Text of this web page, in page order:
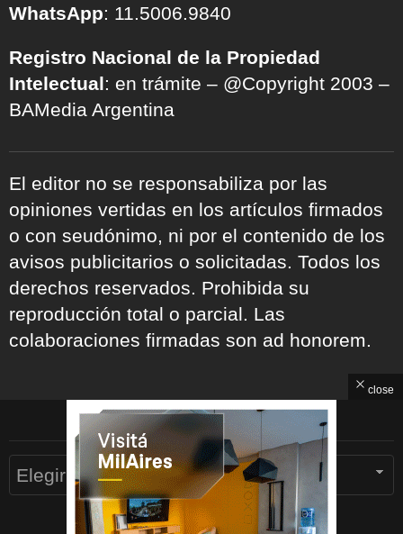
WhatsApp: 11.5006.9840
Registro Nacional de la Propiedad
Intelectual: en trámite – @Copyright 2003 –
BAMedia Argentina
El editor no se responsabiliza por las
opiniones vertidas en los artículos firmados
o con seudónimo, ni por el contenido de los
avisos publicitarios o solicitadas. Todos los
derechos reservados. Prohibida su
reproducción total o parcial. Las
colaboraciones firmadas son ad honorem.
ARCHIVOS
Archivos
close